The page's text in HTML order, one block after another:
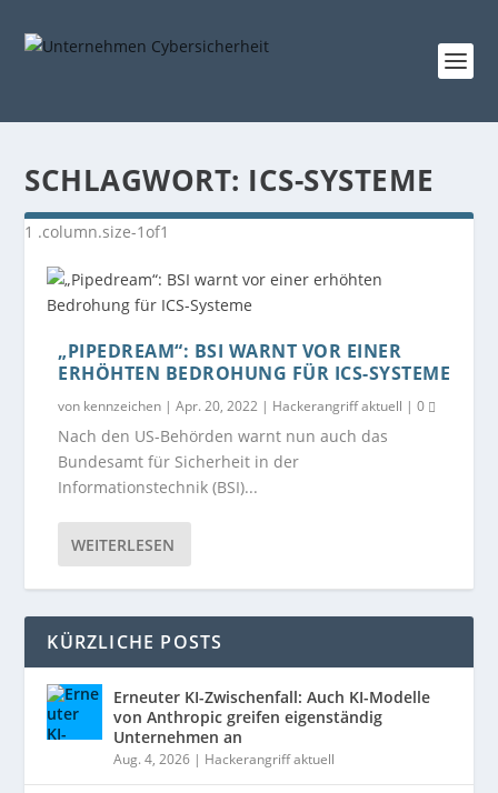
SCHLAGWORT: ICS-SYSTEME
„PIPEDREAM“: BSI WARNT VOR EINER
ERHÖHTEN BEDROHUNG FÜR ICS-SYSTEME
von kennzeichen |Apr. 20, 2022 | Hackerangriff aktuell |0
Nach den US-Behörden warnt nun auch das
Bundesamt für Sicherheit in der
Informationstechnik (BSI)...
WEITERLESEN
KÜRZLICHE POSTS
Erneuter KI-Zwischenfall: Auch KI-Modelle
von Anthropic greifen eigenständig
Unternehmen an
Aug. 4, 2026 | Hackerangriff aktuell